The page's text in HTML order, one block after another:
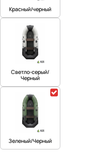
Красный/черный
Светло-серый/
Черный
Зеленый/Черный